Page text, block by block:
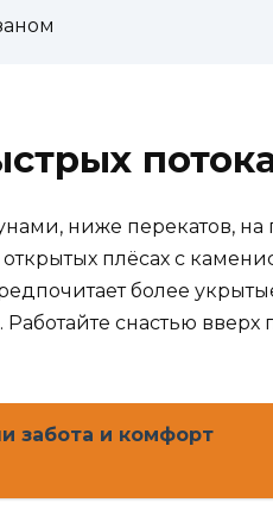
ниже перекатов, на
плёсах с
более
снастью вверх
забота и комфорт